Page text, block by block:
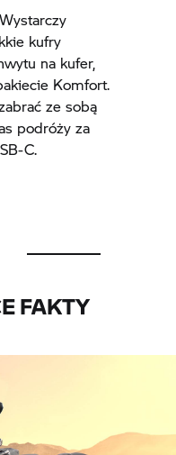
kufry
na kufer,
Komfort.
ze sobą
podróży za
C.
FAKTY